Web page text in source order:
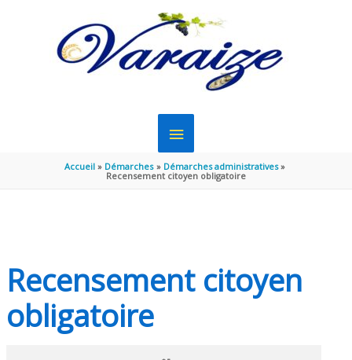
MENU
PRINCIPAL
Accueil Démarches
Démarches administratives
Recensement citoyen obligatoire
Recensement citoyen
obligatoire